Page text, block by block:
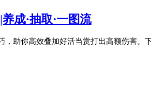
成·抽取·一图流
助你高效叠加好活当赏打出高额伤害。